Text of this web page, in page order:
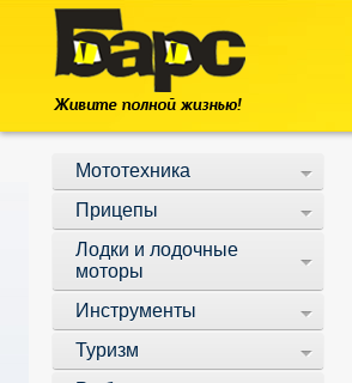
Мототехника
Прицепы
Лодки и лодочные
моторы
Инструменты
Туризм